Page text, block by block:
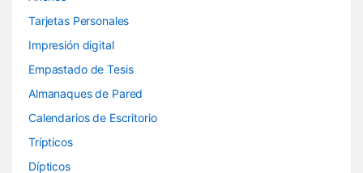
Tarjetas Personales
Impresión digital
Empastado de Tesis
Almanaques de Pared
Calendarios de Escritorio
Trípticos
Dípticos